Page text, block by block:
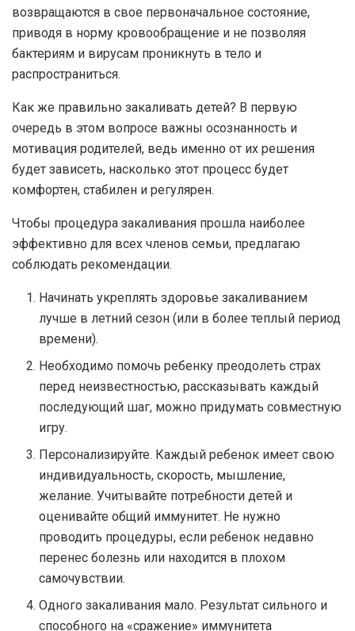
возвращаются в свое первоначальное состояние,
приводя в норму кровообращение и не позволяя
бактериям и вирусам проникнуть в тело и
распространиться.
Как же правильно закаливать детей? В первую
очередь в этом вопросе важны осознанность и
мотивация родителей, ведь именно от их решения
будет зависеть, насколько этот процесс будет
комфортен, стабилен и регулярен.
Чтобы процедура закаливания прошла наиболее
эффективно для всех членов семьи, предлагаю
соблюдать рекомендации.
Начинать укреплять здоровье закаливанием
лучше в летний сезон (или в более теплый период
времени).
Необходимо помочь ребенку преодолеть страх
перед неизвестностью, рассказывать каждый
последующий шаг, можно придумать совместную
игру.
Персонализируйте. Каждый ребенок имеет свою
индивидуальность, скорость, мышление,
желание. Учитывайте потребности детей и
оценивайте общий иммунитет. Не нужно
проводить процедуры, если ребенок недавно
перенес болезнь или находится в плохом
самочувствии.
Одного закаливания мало. Результат сильного и
способного на «сражение» иммунитета